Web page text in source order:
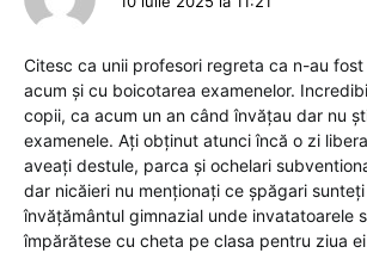
Citesc ca unii profesori regreta ca n-au
acum și cu boicotarea examenelor.
copii, ca acum un an când învățau dar nu
examenele. Ați obținut atunci încă o zi
aveați destule, parca și ochelari
dar nicăieri nu menționați ce șpăgari sunteți
învățământul gimnazial unde invatatoarele
împărătese cu cheta pe clasa pentru ziua